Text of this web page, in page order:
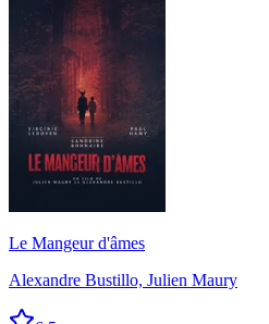
Le Mangeur d'âmes
Alexandre Bustillo, Julien Maury